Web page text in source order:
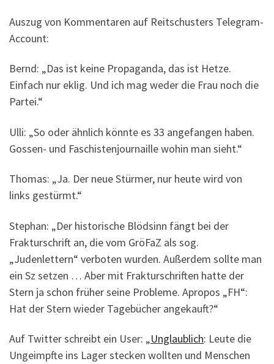
Auszug von Kommentaren auf Reitschusters Telegram-
Account:
Bernd: „Das ist keine Propaganda, das ist Hetze.
Einfach nur eklig. Und ich mag weder die Frau noch die
Partei.“
Ulli: „So oder ähnlich könnte es 33 angefangen haben.
Gossen- und Faschistenjournaille wohin man sieht.“
Thomas: „Ja. Der neue Stürmer, nur heute wird von
links gestürmt.“
Stephan: „Der historische Blödsinn fängt bei der
Frakturschrift an, die vom GröFaZ als sog.
„Judenlettern“ verboten wurden. Außerdem sollte man
ein Sz setzen … Aber mit Frakturschriften hatte der
Stern ja schon früher seine Probleme. Apropos „FH“:
Hat der Stern wieder Tagebücher angekauft?“
Auf Twitter schreibt ein User: „Unglaublich: Leute die
Ungeimpfte ins Lager stecken wollten und Menschen